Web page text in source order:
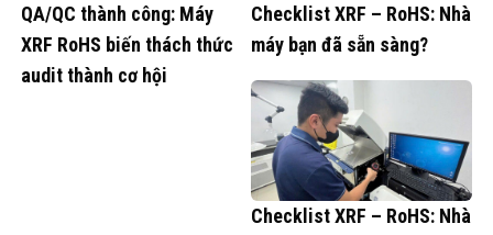
QA/QC thành công: Máy
XRF RoHS biến thách thức
audit thành cơ hội
Checklist XRF – RoHS: Nhà
máy bạn đã sẵn sàng?
Checklist XRF – RoHS: Nhà